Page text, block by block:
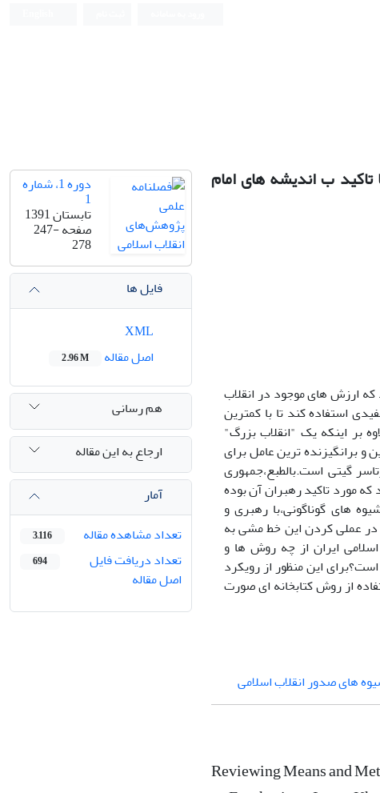
ب اندیشه های امام
که ارزش های موجود در انقلاب
استفاده کند تا با کمترین
بر اینکه یک "انقلاب بزرگ"
برانگیزنده ترین عامل برای
گیتی است.بالطبع،جمهوری
مورد تاکید رهبران آن بوده
های گوناگونی،با رهبری و
در عملی کردن این خط مشی به
ایران از چه روش ها و
این منظور از رویکرد
از روش کتابخانه ای صورت
های صدور انقلاب اسلامی
Reviewing Means and
دوره 1، شماره
1
تابستان 1391
صفحه247-
278
فایل ها
اصل مقاله
2.96 M
هم رسانی
ارجاع به این مقاله
آمار
تعداد مشاهده مقاله
3,116
تعداد دریافت فایل
اصل مقاله
694